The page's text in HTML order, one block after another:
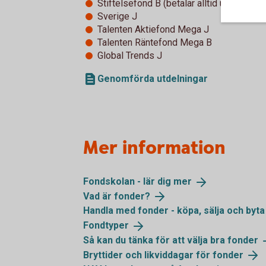
Stiftelsefond B (betalar alltid ut 5
Sverige J
Talenten Aktiefond Mega J
Talenten Räntefond Mega B
Global Trends J
Genomförda utdelningar
Mer information
Fondskolan - lär dig mer
Vad är fonder?
Handla med fonder - köpa, sälja och byta
Fondtyper
Så kan du tänka för att välja bra fonder
Bryttider och likviddagar för fonder